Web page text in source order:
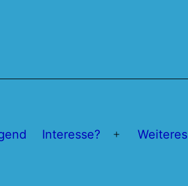
Interesse?
Menü
Weiteres